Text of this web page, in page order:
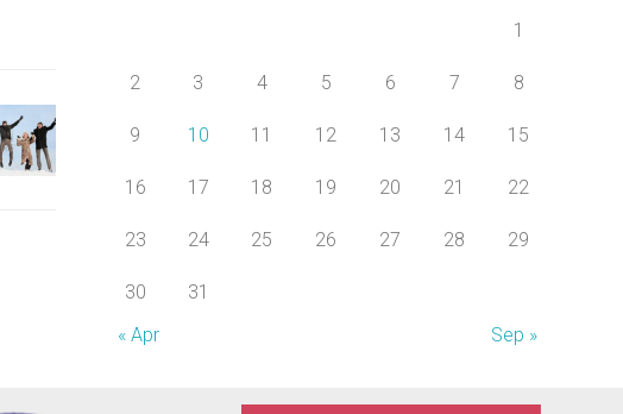
1
2 3 4 5 6 7 8
9 10 11 12 13 14 15
16 17 18 19 20 21 22
23 24 25 26 27 28 29
30
31
« Apr
Sep »